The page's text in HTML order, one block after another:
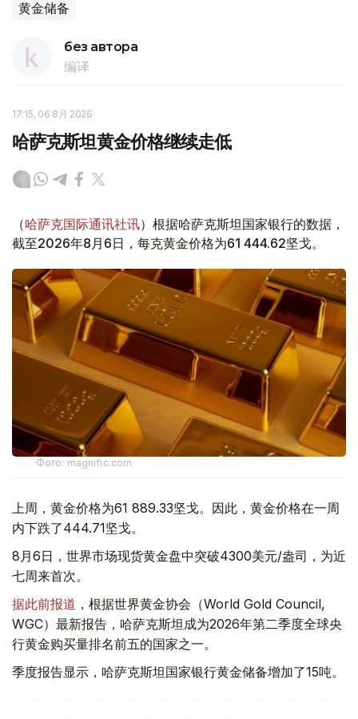
黄金储备
без автора
编译
17:15, 06 8月 2026
哈萨克斯坦黄金价格继续走低
（哈萨克国际通讯社讯）根据哈萨克斯坦国家银行的数据，
截至2026年8月6日，每克黄金价格为61 444.62坚戈。
Фото: magnific.com
上周，黄金价格为61 889.33坚戈。因此，黄金价格在一周
内下跌了444.71坚戈。
8月6日，世界市场现货黄金盘中突破4300美元/盎司，为近
七周来首次。
据此前报道 ，根据世界黄金协会（World Gold Council,
WGC）最新报告，哈萨克斯坦成为2026年第二季度全球央
行黄金购买量排名前五的国家之一。
季度报告显示，哈萨克斯坦国家银行黄金储备增加了15吨。